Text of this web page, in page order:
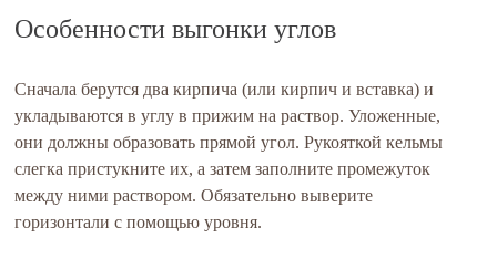
Особенности выгонки углов
Сначала берутся два кирпича (или кирпич и вставка) и
укладываются в углу в прижим на раствор. Уложенные,
они должны образовать прямой угол. Рукояткой кельмы
слегка пристукните их, а затем заполните промежуток
между ними раствором. Обязательно выверите
горизонтали с помощью уровня.